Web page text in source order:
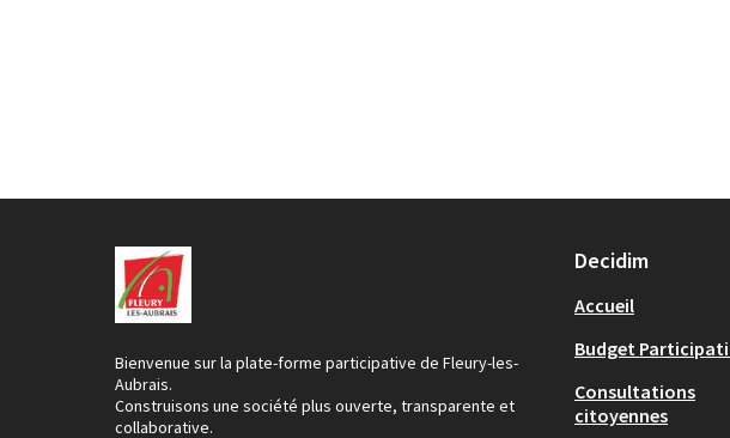
Bienvenue sur la plate-forme participative de Fleury-les-
Aubrais.
Construisons une société plus ouverte, transparente et
collaborative.
Decidim
Accueil
Budget
Consultations
citoyennes